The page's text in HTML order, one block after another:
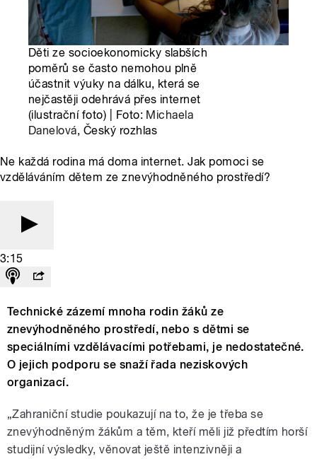
Děti ze socioekonomicky slabších
poměrů se často nemohou plně
účastnit výuky na dálku, která se
nejčastěji odehrává přes internet
(ilustrační foto) | Foto: Michaela
Danelová, Český rozhlas
Ne každá rodina má doma internet. Jak pomoci se
vzděláváním dětem ze znevýhodněného prostředí?
3:15
Technické zázemí mnoha rodin žáků ze
znevýhodněného prostředí, nebo s dětmi se
speciálními vzdělávacími potřebami, je nedostatečné.
O jejich podporu se snaží řada neziskových
organizací.
„Zahraniční studie poukazují na to, že je třeba se
znevýhodněným žákům a těm, kteří měli již předtím horší
studijní výsledky, věnovat ještě intenzivněji a